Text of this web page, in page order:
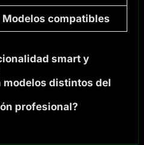
Modelos compatibles
smart y
modelos distintos del
profesional?